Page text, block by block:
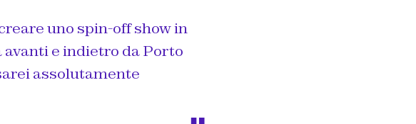
uno spin-off show in
avanti e indietro da Porto
assolutamente